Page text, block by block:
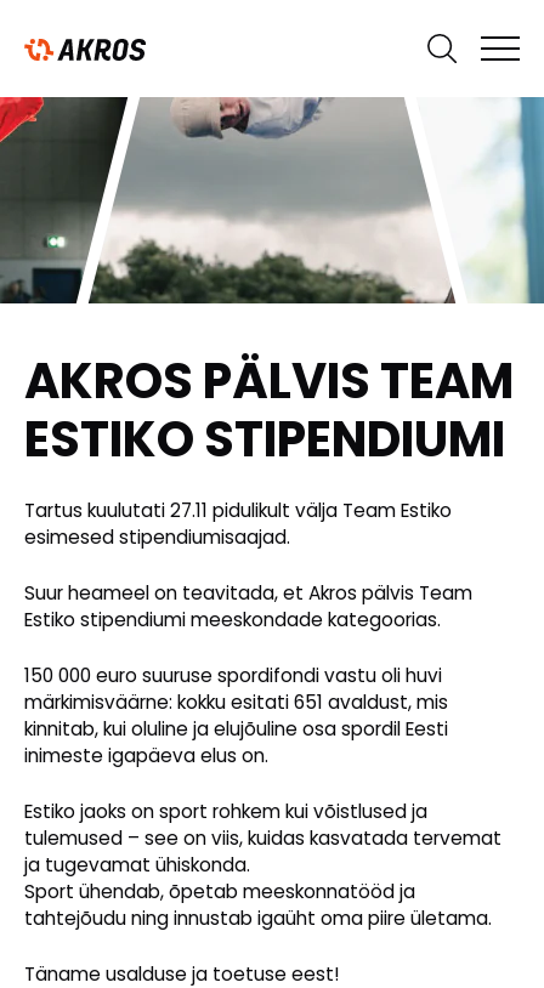
AKROS PÄLVIS TEAM
ESTIKO STIPENDIUMI
Tartus kuulutati 27.11 pidulikult välja Team Estiko
esimesed stipendiumisaajad.
Suur heameel on teavitada, et Akros pälvis Team
Estiko stipendiumi meeskondade kategoorias.
150 000 euro suuruse spordifondi vastu oli huvi
märkimisväärne: kokku esitati 651 avaldust, mis
kinnitab, kui oluline ja elujõuline osa spordil Eesti
inimeste igapäeva elus on.
Estiko jaoks on sport rohkem kui võistlused ja
tulemused – see on viis, kuidas kasvatada tervemat
ja tugevamat ühiskonda.
Sport ühendab, õpetab meeskonnatööd ja
tahtejõudu ning innustab igaüht oma piire ületama.
Täname usalduse ja toetuse eest!